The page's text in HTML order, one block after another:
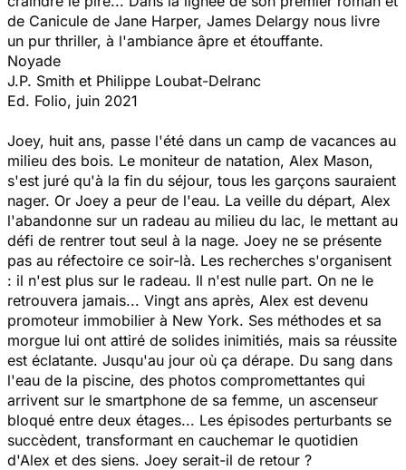
de Canicule de Jane Harper, James Delargy nous livre
un pur thriller, à l'ambiance âpre et étouffante.
Noyade
J.P. Smith et Philippe Loubat-Delranc
Ed. Folio, juin 2021
Joey, huit ans, passe l'été dans un camp de vacances au
milieu des bois. Le moniteur de natation, Alex Mason,
s'est juré qu'à la fin du séjour, tous les garçons sauraient
nager. Or Joey a peur de l'eau. La veille du départ, Alex
l'abandonne sur un radeau au milieu du lac, le mettant au
défi de rentrer tout seul à la nage. Joey ne se présente
pas au réfectoire ce soir-là. Les recherches s'organisent
: il n'est plus sur le radeau. Il n'est nulle part. On ne le
retrouvera jamais... Vingt ans après, Alex est devenu
promoteur immobilier à New York. Ses méthodes et sa
morgue lui ont attiré de solides inimitiés, mais sa réussite
est éclatante. Jusqu'au jour où ça dérape. Du sang dans
l'eau de la piscine, des photos compromettantes qui
arrivent sur le smartphone de sa femme, un ascenseur
bloqué entre deux étages... Les épisodes perturbants se
succèdent, transformant en cauchemar le quotidien
d'Alex et des siens. Joey serait-il de retour ?